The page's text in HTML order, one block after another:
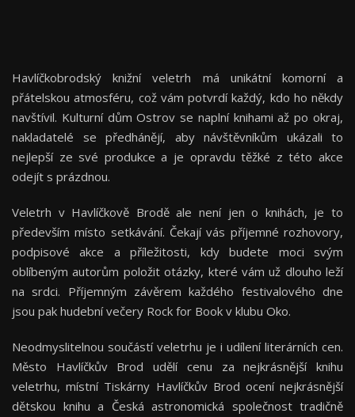
Havlíčkobrodský knižní veletrh má unikátní komorní a
přátelskou atmosféru, což vám potvrdí každý, kdo ho někdy
navštívil. Kulturní dům Ostrov se naplní knihami až po okraj,
nakladatelé se předhánějí, aby návštěvníkům ukázali to
nejlepší ze své produkce a je opravdu těžké z této akce
odejít s prázdnou.
Veletrh v Havlíčkově Brodě ale není jen o knihách, je to
především místo setkávání. Čekají vás příjemné rozhovory,
podpisové akce a příležitosti, kdy budete moci svým
oblíbeným autorům položit otázky, které vám už dlouho leží
na srdci. Příjemným závěrem každého festivalového dne
jsou pak hudební večery Rock for Book v klubu Oko.
Neodmyslitelnou součástí veletrhu je i udílení literárních cen.
Město Havlíčkův Brod udělí cenu za nejkrásnější knihu
veletrhu, místní Tiskárny Havlíčkův Brod ocení nejkrásnější
dětskou knihu a Česká astronomická společnost tradičně